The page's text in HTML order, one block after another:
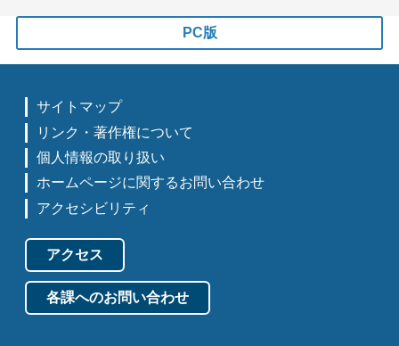
PC版
サイトマップ
リンク・著作権について
個人情報の取り扱い
ホームページに関するお問い合わせ
アクセシビリティ
アクセス
各課へのお問い合わせ